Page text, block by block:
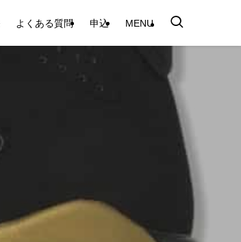
よくある質問 申込 MENU